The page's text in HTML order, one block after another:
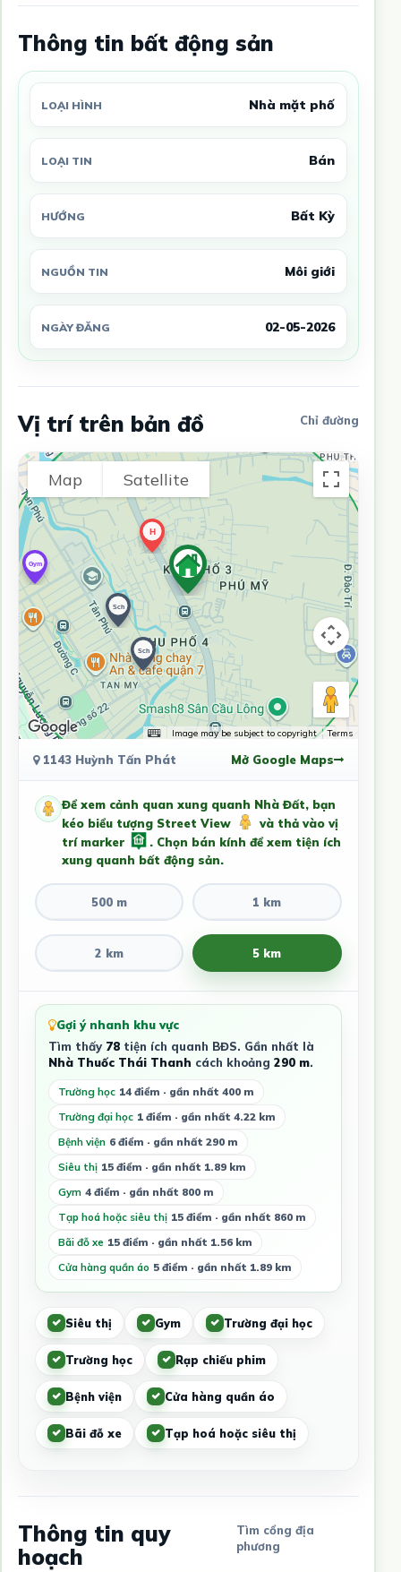
Thông tin bất động sản
LOẠI HÌNH Nhà mặt phố
LOẠI TIN Bán
HƯỚNG Bất Kỳ
NGUỒN TIN Môi giới
NGÀY ĐĂNG 02-05-2026
Vị trí trên bản đồ Chỉ đường
Map Satellite
Image may be subject to copyright Terms
1143 Huỳnh Tấn Phát Mở Google Maps
Để xem cảnh quan xung quanh Nhà Đất, bạn
kéo biểu tượng Street View
và thả vào vị
trí marker
. Chọn bán kính để xem tiện ích
xung quanh bất động sản.
500 m 1 km
2 km 5 km
Gợi ý nhanh khu vực
Tìm thấy 78tiện ích quanh BĐS. Gần nhất là
Nhà Thuốc Thái Thanh cách khoảng 290 m.
Trường học 14 điểm · gần nhất 400 m
Trường đại học 1 điểm · gần nhất 4.22 km
Bệnh viện 6 điểm · gần nhất 290 m
Siêu thị 15 điểm · gần nhất 1.89 km
Gym 4 điểm · gần nhất 800 m
Tạp hoá hoặc siêu thị 15 điểm · gần nhất 860 m
Bãi đỗ xe 15 điểm · gần nhất 1.56 km
Cửa hàng quần áo 5 điểm · gần nhất 1.89 km
Siêu thị Gym Trường đại học
Trường học Rạp chiếu phim
Bệnh viện Cửa hàng quần áo
Bãi đỗ xe Tạp hoá hoặc siêu thị
Thông tin quy
hoạch
Tìm cổng địa
phương